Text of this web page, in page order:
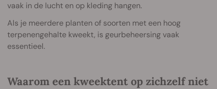
vaak in de lucht en op kleding hangen.
Als je meerdere planten of soorten met een hoog
terpenengehalte kweekt, is geurbeheersing vaak
essentieel.
Waarom een kweektent op zichzelf niet